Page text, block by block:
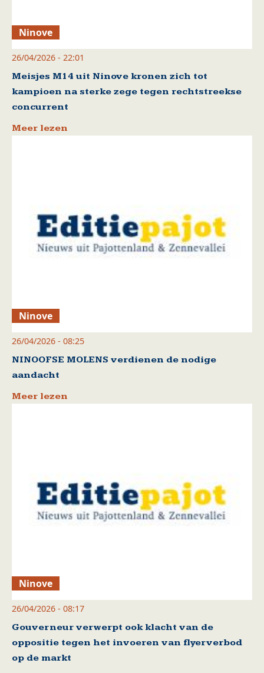
Ninove
26/04/2026 - 22:01
Meisjes M14 uit Ninove kronen zich tot
kampioen na sterke zege tegen rechtstreekse
concurrent
Meer lezen
Ninove
26/04/2026 - 08:25
NINOOFSE MOLENS verdienen de nodige
aandacht
Meer lezen
Ninove
26/04/2026 - 08:17
Gouverneur verwerpt ook klacht van de
oppositie tegen het invoeren van flyerverbod
op de markt